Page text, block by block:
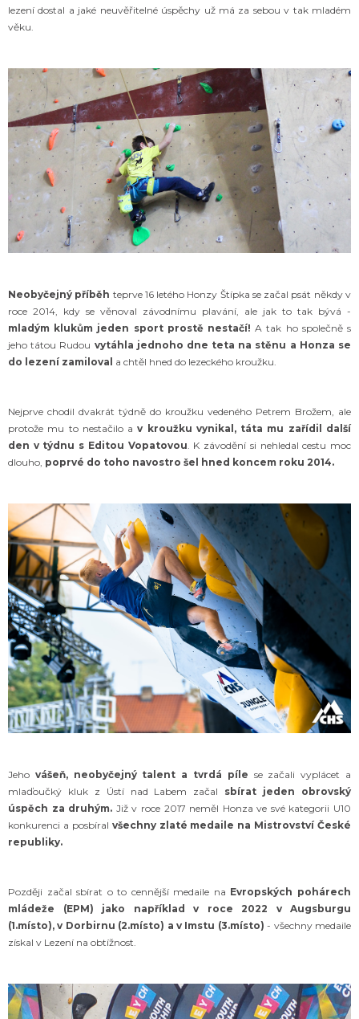
lezení dostal a jaké neuvěřitelné úspěchy už má za sebou v tak mladém
věku.
Neobyčejný příběh teprve 16 letého Honzy Štípka se začal psát někdy v
roce 2014, kdy se věnoval závodnímu plavání, ale jak to tak bývá -
mladým klukům jeden sport prostě nestačí!A tak ho společně s
jeho tátou Rudou vytáhla jednoho dne teta na stěnu a Honza se
do lezení zamiloval a chtěl hned do lezeckého kroužku.
Nejprve chodil dvakrát týdně do kroužku vedeného Petrem Brožem, ale
protože mu to nestačilo av kroužku vynikal, táta mu zařídil další
den v týdnu s Editou Vopatovou. K závodění si nehledal cestu moc
dlouho, poprvé do toho navostro šel hned koncem roku 2014.
Jeho vášeň, neobyčejný talent a tvrdá píle se začali vyplácet a
mlaďoučký kluk z Ústí nad Labem začal sbírat jeden obrovský
úspěch za druhým. Již v roce 2017 neměl Honza ve své kategorii U10
konkurenci a posbíral všechny zlaté medaile na Mistrovství České
republiky.
Později začal sbírat o to cennější medaile na Evropských pohárech
mládeže (EPM) jako například v roce 2022 v Augsburgu
(1.místo), v Dorbirnu (2.místo) a v Imstu (3.místo) - všechny medaile
získal v Lezení na obtížnost.
285
Kč